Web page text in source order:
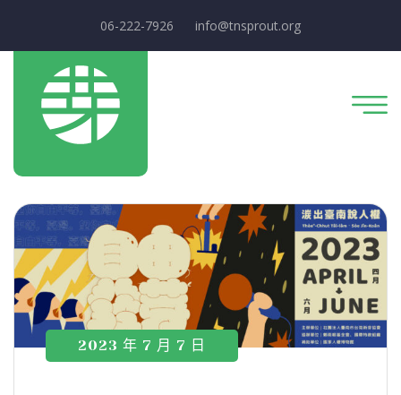
06-222-7926 info@tnsprout.org
2023 年 7 月 7 日